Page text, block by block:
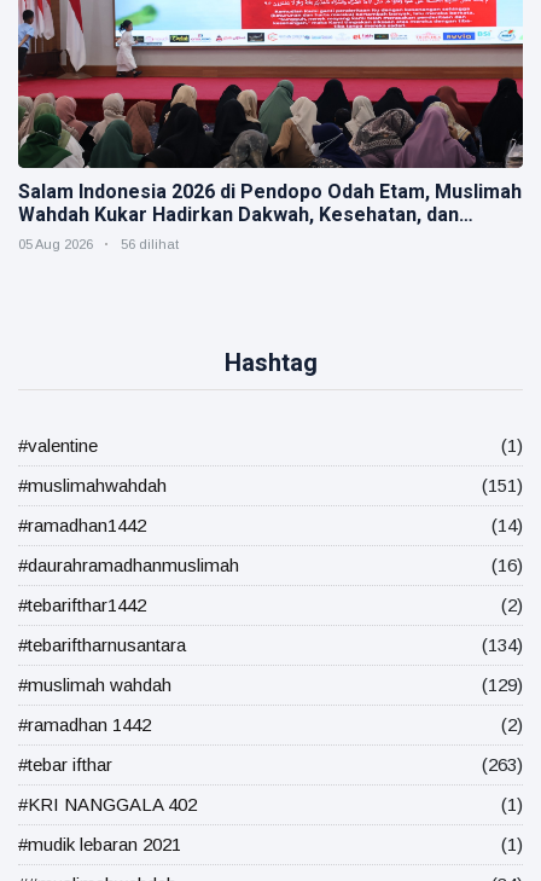
Salam Indonesia 2026 di Pendopo Odah Etam, Muslimah
Wahdah Kukar Hadirkan Dakwah, Kesehatan, dan
Kepedulian Sosial
05 Aug 2026 56 dilihat
Hashtag
#valentine
(1)
#muslimahwahdah
(151)
#ramadhan1442
(14)
#daurahramadhanmuslimah
(16)
#tebarifthar1442
(2)
#tebariftharnusantara
(134)
#muslimah wahdah
(129)
#ramadhan 1442
(2)
#tebar ifthar
(263)
#KRI NANGGALA 402
(1)
#mudik lebaran 2021
(1)